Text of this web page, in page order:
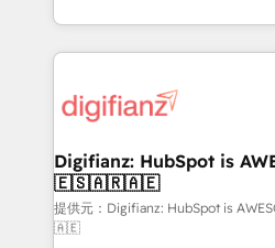
(𝘸𝘦'𝘳𝘦 𝘴𝘶𝘱𝘦𝘳 𝘳𝘦𝘴𝘱𝘰𝘯𝘴𝘪𝘷𝘦)
growth. We modernise platforms, streamline
operations that are causing
supercharge revenue operations Key services: •
Transformation / Web
Sales Consulting • Marketing
makes us different? 🚀 Top 0.5% of global HubSpot
agencies ⚙️ The strongest technical ability and
Digifianz: HubSpot is
🇪🇸🇦🇷🇦🇪
提供元：Digifianz: HubSpot is
🇦🇪